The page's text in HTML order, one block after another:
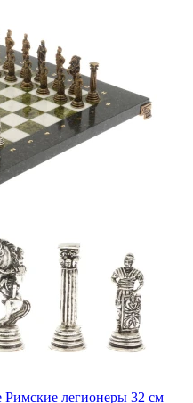
легионеры 32 см